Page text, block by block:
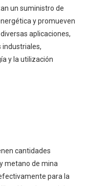
un suministro de
y promueven
aplicaciones,
y la utilización
cantidades
metano de mina
para la